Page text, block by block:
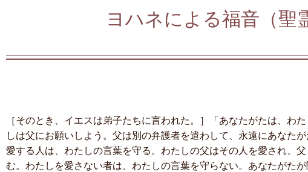
ヨハネによる福音（聖
［そのとき、イエスは弟子たちに言われた。］「あなたがたは、わ
しは父にお願いしよう。父は別の弁護者を遣わして、永遠にあなた
愛する人は、わたしの言葉を守る。わたしの父はその人を愛され、
む。わたしを愛さない者は、わたしの言葉を守らない。あなたがた